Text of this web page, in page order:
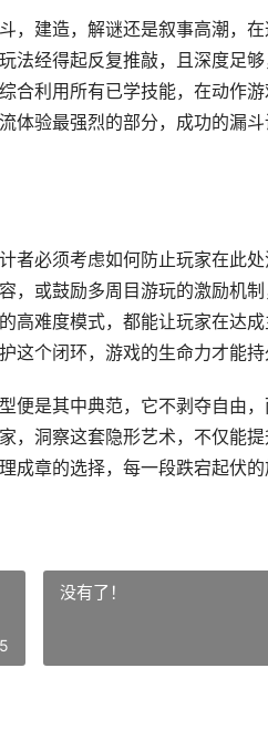
，建造，解谜还是叙事高潮，
法经得起反复推敲，且深度足
合利用所有已学技能，在动作
体验最强烈的部分，成功的漏
者必须考虑如何防止玩家在此
，或鼓励多周目游玩的激励机
高难度模式，都能让玩家在达
这个闭环，游戏的生命力才能持
便是其中典范，它不剥夺自由
，洞察这套隐形艺术，不仅能
成章的选择，每一段跌宕起伏
没有了！